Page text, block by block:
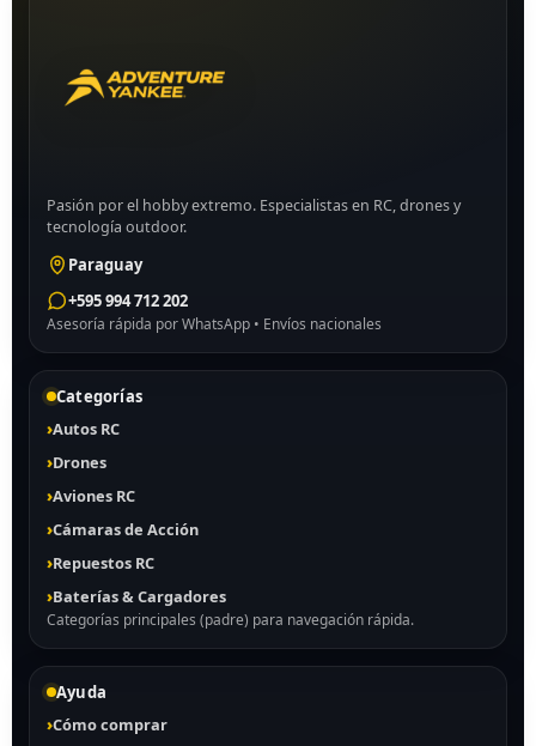
Pasión por el hobby extremo. Especialistas en RC, drones y
tecnología outdoor.
Paraguay
+595 994 712 202
Asesoría rápida por WhatsApp • Envíos nacionales
Categorías
Autos RC
Drones
Aviones RC
Cámaras de Acción
Repuestos RC
Baterías & Cargadores
Categorías principales (padre) para navegación rápida.
Ayuda
Cómo comprar